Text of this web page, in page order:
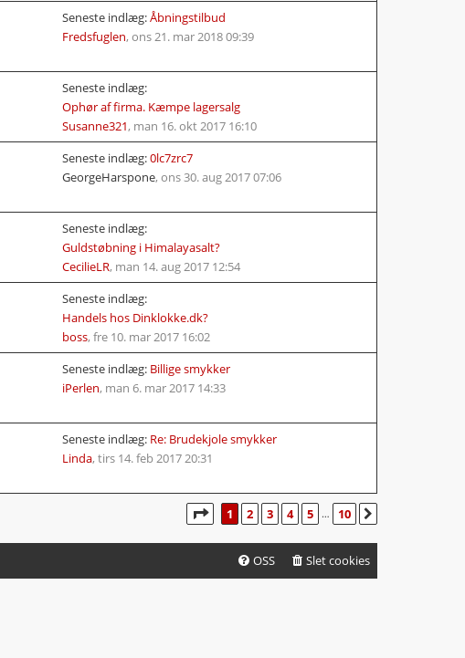
Seneste indlæg:Åbningstilbud
Fredsfuglen, ons 21. mar 2018 09:39
Seneste indlæg:
Ophør af firma. Kæmpe lagersalg
Susanne321, man 16. okt 2017 16:10
Seneste indlæg:0lc7zrc7
GeorgeHarspone, ons 30. aug 2017 07:06
Seneste indlæg:
Guldstøbning i Himalayasalt?
CecilieLR, man 14. aug 2017 12:54
Seneste indlæg:
Handels hos Dinklokke.dk?
boss, fre 10. mar 2017 16:02
Seneste indlæg: Billige smykker
iPerlen, man 6. mar 2017 14:33
Seneste indlæg: Re: Brudekjole smykker
Linda, tirs 14. feb 2017 20:31
SIDE AF 10
1 2 3 4 5 … 10
Slet cookies
OSS